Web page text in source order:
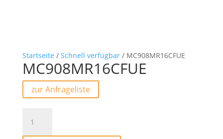
Startseite / Schnell verfügbar/ MC908MR16CFUE
MC908MR16CFUE
zur Anfrageliste
Menge